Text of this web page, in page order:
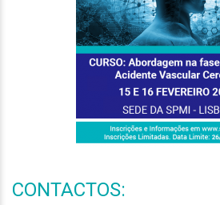
CONTACTOS: